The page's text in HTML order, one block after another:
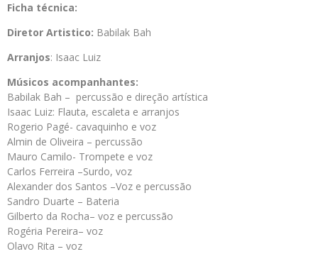
Ficha técnica:
Diretor Artistico: Babilak Bah
Arranjos: Isaac Luiz
Músicos acompanhantes:
Babilak Bah – percussão e direção artística
Isaac Luiz: Flauta, escaleta e arranjos
Rogerio Pagé- cavaquinho e voz
Almin de Oliveira – percussão
Mauro Camilo- Trompete e voz
Carlos Ferreira –Surdo, voz
Alexander dos Santos –Voz e percussão
Sandro Duarte – Bateria
Gilberto da Rocha– voz e percussão
Rogéria Pereira– voz
Olavo Rita – voz